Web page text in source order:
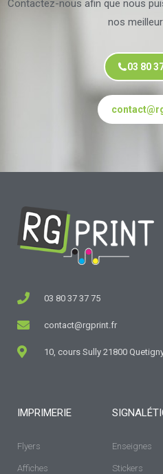
Contactez-nous afin que nous
nos
03 80
03 80 37 37 75
contact@rgprint.fr
10, cours Sully 21800
IMPRIMERIE
Flyers
Affiches
Enseignes
Stickers